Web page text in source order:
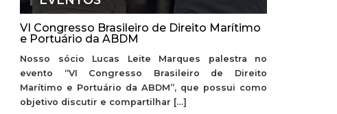
VI Congresso Brasileiro de Direito Marítimo
e Portuário da ABDM
Nosso sócio Lucas Leite Marques palestra no
evento “VI Congresso Brasileiro de Direito
Marítimo e Portuário da ABDM”, que possui como
objetivo discutir e compartilhar […]